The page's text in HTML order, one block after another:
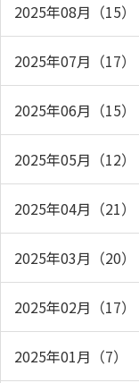
2025年08月（15）
2025年07月（17）
2025年06月（15）
2025年05月（12）
2025年04月（21）
2025年03月（20）
2025年02月（17）
2025年01月（7）